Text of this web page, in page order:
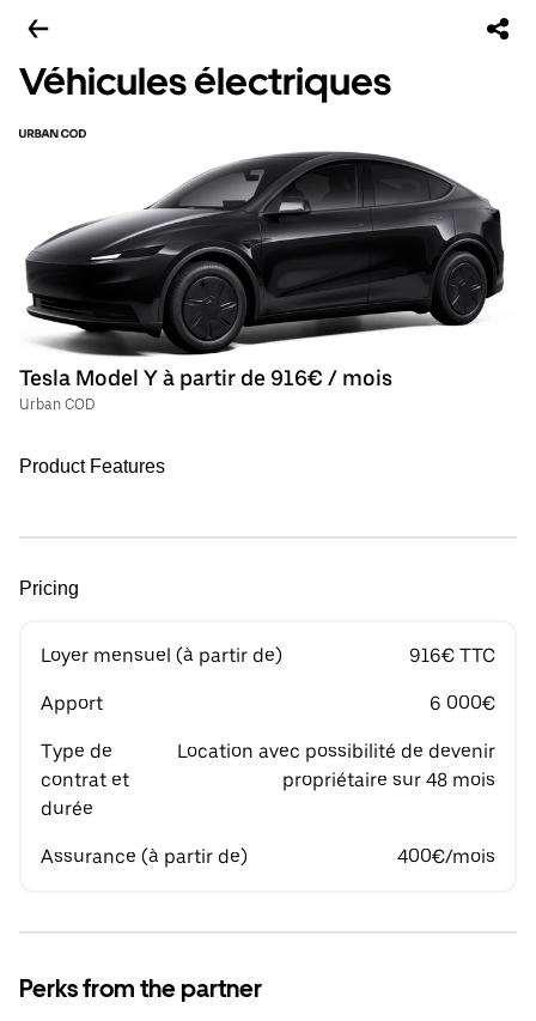
Véhicules électriques
Tesla Model Y à partir de 916€ / mois
Urban COD
Product Features
Pricing
Loyer mensuel (à partir de) 916€ TTC
Apport 6 000€
Type de
contrat et
durée
Location avec possibilité de devenir
propriétaire sur 48 mois
Assurance (à partir de) 400€/mois
Perks from the partner